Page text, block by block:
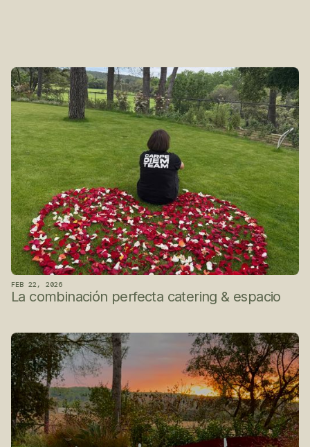
Historias que dejan
huella
FEB 22, 2026
La combinación perfecta catering & espacio